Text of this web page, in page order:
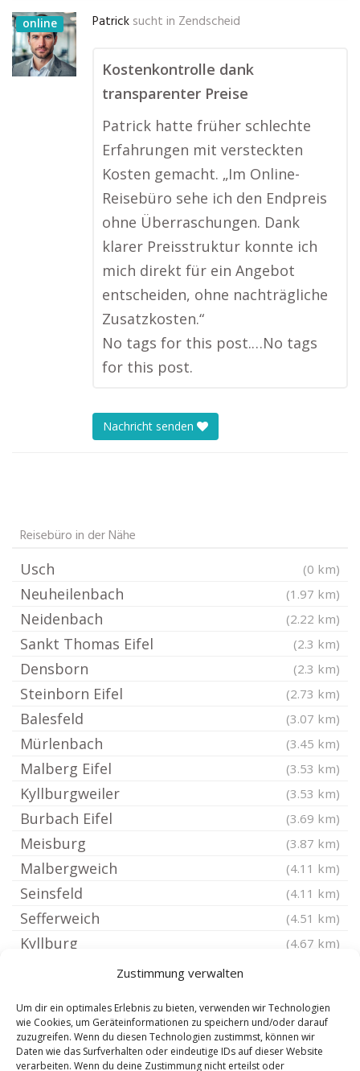
Zustimmung verwalten
Um dir ein optimales Erlebnis zu bieten, verwenden wir Technologien
wie Cookies, um Geräteinformationen zu speichern und/oder darauf
zuzugreifen. Wenn du diesen Technologien zustimmst, können wir
Daten wie das Surfverhalten oder eindeutige IDs auf dieser Website
verarbeiten. Wenn du deine Zustimmung nicht erteilst oder
online Patrick sucht in Zendscheid
Kostenkontrolle dank
transparenter Preise
Patrick hatte früher schlechte
Erfahrungen mit versteckten
Kosten gemacht. „Im Online-
Reisebüro sehe ich den Endpreis
ohne Überraschungen. Dank
klarer Preisstruktur konnte ich
mich direkt für ein Angebot
entscheiden, ohne nachträgliche
Zusatzkosten.“
No tags for this post.…No tags
for this post.
Nachricht senden
Reisebüro in der Nähe
Usch (0 km)
Neuheilenbach (1.97 km)
Neidenbach (2.22 km)
Sankt Thomas Eifel (2.3 km)
Densborn (2.3 km)
Steinborn Eifel (2.73 km)
Balesfeld (3.07 km)
Mürlenbach (3.45 km)
Malberg Eifel (3.53 km)
Kyllburgweiler (3.53 km)
Burbach Eifel (3.69 km)
Meisburg (3.87 km)
Malbergweich (4.11 km)
Seinsfeld (4.11 km)
Sefferweich (4.51 km)
Kyllburg (4.67 km)
Seffern (5 km)
Salm Eifel (5.06 km)